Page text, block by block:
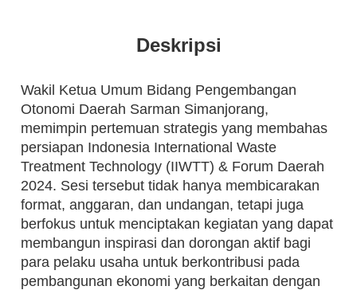
Deskripsi
Wakil Ketua Umum Bidang Pengembangan
Otonomi Daerah Sarman Simanjorang,
memimpin pertemuan strategis yang membahas
persiapan Indonesia International Waste
Treatment Technology (IIWTT) & Forum Daerah
2024. Sesi tersebut tidak hanya membicarakan
format, anggaran, dan undangan, tetapi juga
berfokus untuk menciptakan kegiatan yang dapat
membangun inspirasi dan dorongan aktif bagi
para pelaku usaha untuk berkontribusi pada
pembangunan ekonomi yang berkaitan dengan